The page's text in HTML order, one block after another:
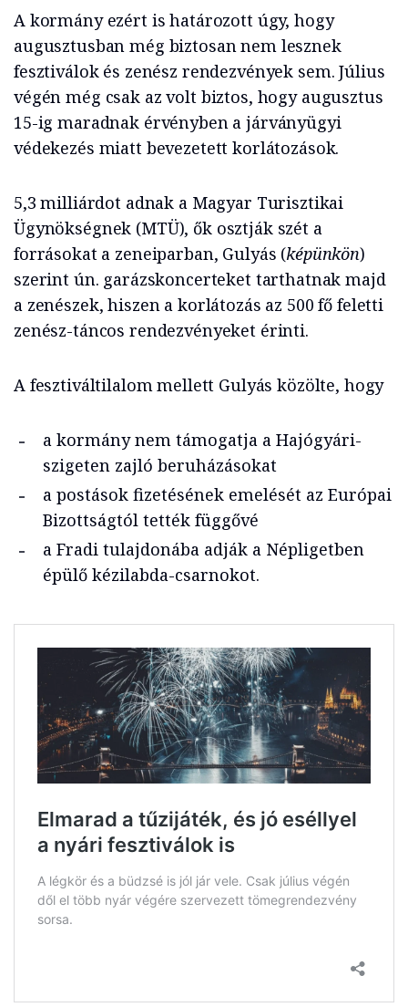
A kormány ezért is határozott úgy, hogy
augusztusban még biztosan nem lesznek
fesztiválok és zenész rendezvények sem. Július
végén még csak az volt biztos, hogy augusztus
15-ig maradnak érvényben a járványügyi
védekezés miatt bevezetett korlátozások.
5,3 milliárdot adnak a Magyar Turisztikai
Ügynökségnek (MTÜ), ők osztják szét a
forrásokat a zeneiparban, Gulyás (képünkön)
szerint ún. garázskoncerteket tarthatnak majd
a zenészek, hiszen a korlátozás az 500 fő feletti
zenész-táncos rendezvényeket érinti.
A fesztiváltilalom mellett Gulyás közölte, hogy
a kormány nem támogatja a Hajógyári-
szigeten zajló beruházásokat
a postások fizetésének emelését az Európai
Bizottságtól tették függővé
a Fradi tulajdonába adják a Népligetben
épülő kézilabda-csarnokot.